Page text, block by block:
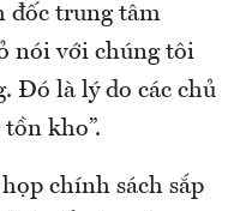
đốc trung tâm
nói với chúng tôi
Đó là lý do các chủ
kho”.
chính sách sắp